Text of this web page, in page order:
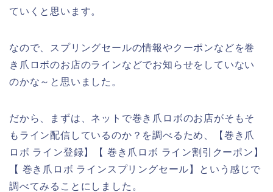
ていくと思います。
なので、スプリングセールの情報やクーポンなどを巻
き爪ロボのお店のラインなどでお知らせをしていない
のかな～と思いました。
だから、まずは、ネットで巻き爪ロボのお店がそもそ
もライン配信しているのか？を調べるため、【巻き爪
ロボ ライン登録】【 巻き爪ロボ ライン割引クーポン】
【 巻き爪ロボ ラインスプリングセール】という感じで
調べてみることにしました。